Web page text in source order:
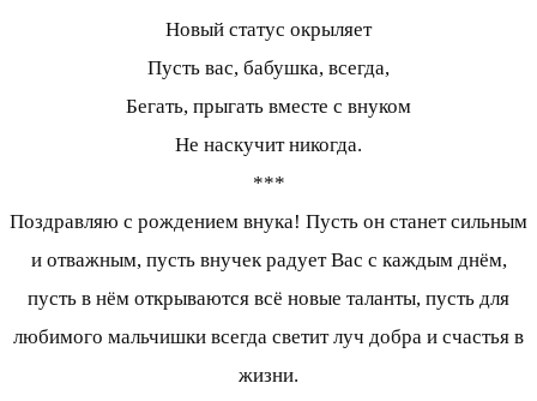
Новый статус окрыляет
Пусть вас, бабушка, всегда,
Бегать, прыгать вместе с внуком
Не наскучит никогда.
***
Поздравляю с рождением внука! Пусть он станет сильным
и отважным, пусть внучек радует Вас с каждым днём,
пусть в нём открываются всё новые таланты, пусть для
любимого мальчишки всегда светит луч добра и счастья в
жизни.